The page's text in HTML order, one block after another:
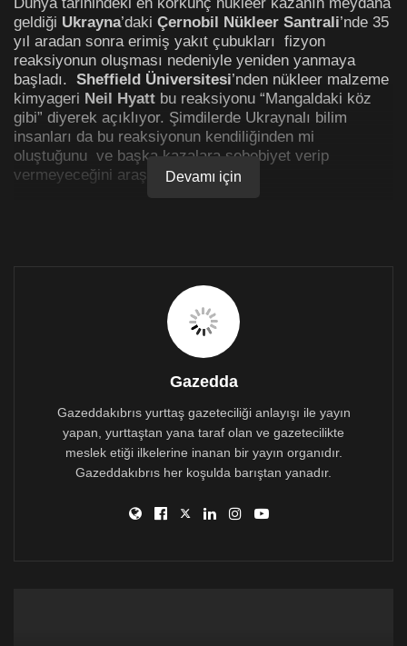
geldiği Ukrayna’daki Çernobil Nükleer Santrali’nde 35
yıl aradan sonra erimiş yakıt çubukları fizyon
reaksiyonun oluşması nedeniyle yeniden yanmaya
başladı. Sheffield Üniversitesi’nden nükleer malzeme
kimyageri Neil Hyatt bu reaksiyonu “Mangaldaki köz
gibi” diyerek açıklıyor. Şimdilerde Ukraynalı bilim
insanları da bu reaksiyonun kendiliğinden mi
oluştuğunu ve başka kazalara sebebiyet verip
vermeyeceğini araştırıyor.
Anatolii Doroshenko
sayısındaki artışı, fizyon sinyallerini ve erişilemeyen bir
odadaki akışı takip ettiklerini açıklamıştı.
Maxim Saveliev
ise konuya dair çok fazla
bilinmeyenin olduğunu söylüyor. Tüm bu bilinmezliğin
yanı sıra kaza olasılığının göz ardı edilemeyeceğini de
azaldığına işaret ederek, yöneticilerin bu tehditin önüne
geçmesi için bir kaç yılı daha olduğunu belirtiyor.
Neil Hyattve meslektaşlarının bu soruna bulacağı en
Fukuşima
nükleer felaketinin temizlik,
Devamı için
Gazedda
Gazeddakıbrıs yurttaş gazeteciliği anlayışı ile yayın
yapan, yurttaştan yana taraf olan ve gazetecilikte
meslek etiği ilkelerine inanan bir yayın organıdır.
Gazeddakıbrıs her koşulda barıştan yanadır.